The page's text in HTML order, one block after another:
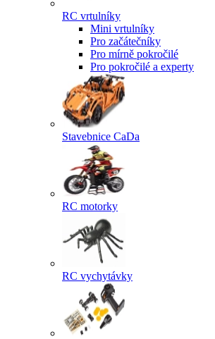
RC vrtulníky
Mini vrtulníky
Pro začátečníky
Pro mírně pokročilé
Pro pokročilé a experty
Stavebnice CaDa
RC motorky
RC vychytávky